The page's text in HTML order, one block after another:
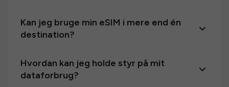
Kan jeg bruge min eSIM i mere end én
destination?
Hvordan kan jeg holde styr på mit
dataforbrug?